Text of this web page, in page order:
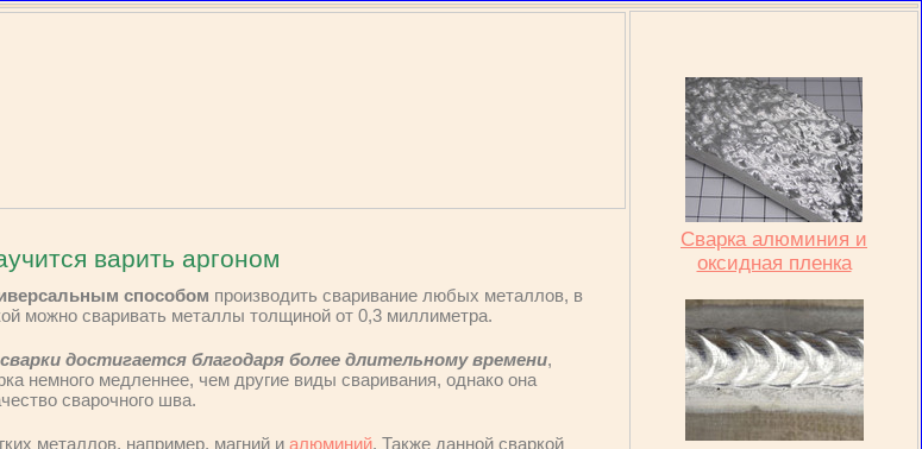
варить аргоном
способом производить сваривание любых металлов, в
можно сваривать металлы толщиной от 0,3 миллиметра.
достигается благодаря более длительному времени,
немного медленнее, чем другие виды сваривания, однако она
сварочного шва.
металлов, например, магний и алюминий. Также данной сваркой
Сварка алюминия и
оксидная пленка